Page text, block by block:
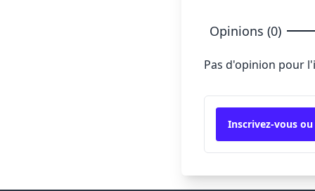
Opinions (0)
Pas d'opinion pour
Inscrivez-vous